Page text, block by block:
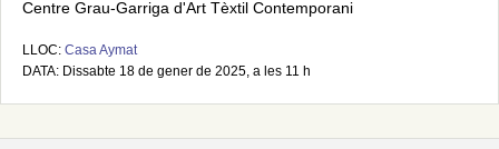
Centre Grau-Garriga d'Art Tèxtil Contemporani
LLOC: Casa Aymat
DATA: Dissabte 18 de gener de 2025, a les 11 h